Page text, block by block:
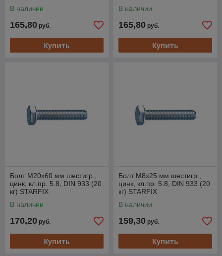
В наличии
165,80 руб.
Купить
В наличии
165,80 руб.
Купить
Болт М20х60 мм шестигр.,
цинк, кл.пр. 5.8, DIN 933 (20
кг) STARFIX
В наличии
170,20 руб.
Купить
Болт М8х25 мм шестигр.,
цинк, кл.пр. 5.8, DIN 933 (20
кг) STARFIX
В наличии
159,30 руб.
Купить